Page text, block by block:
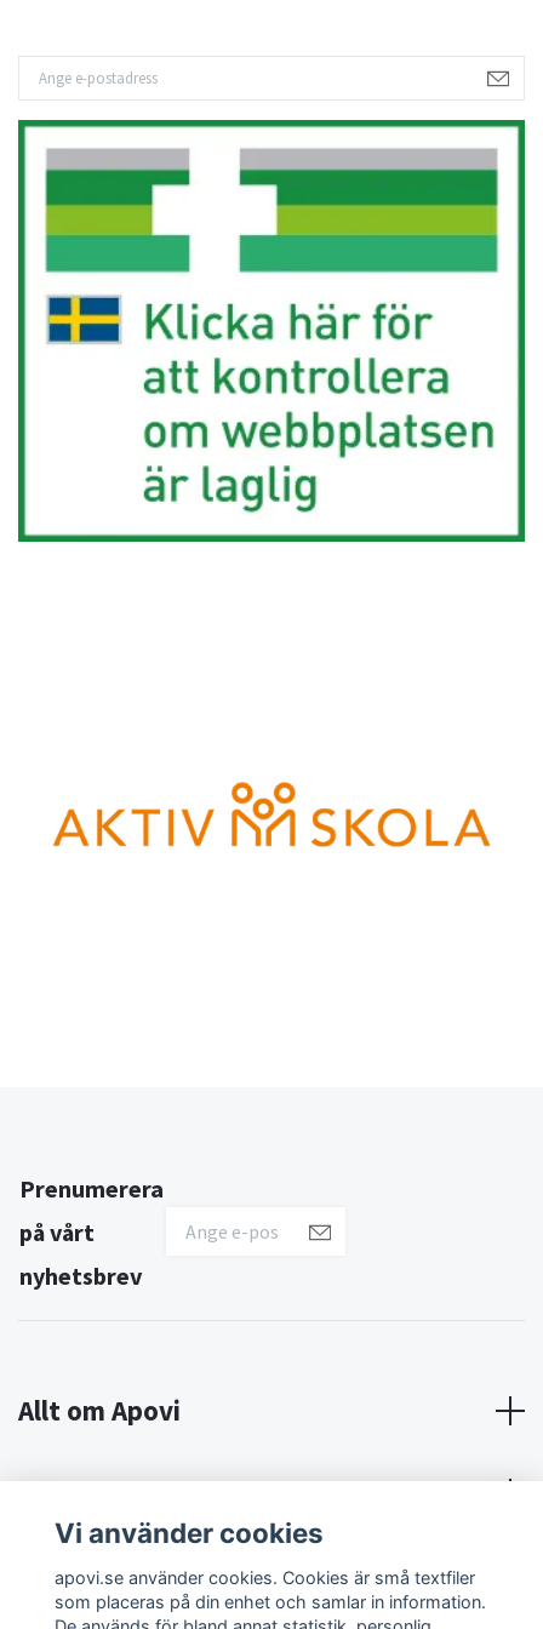
Prenumerera
på vårt
nyhetsbrev
Allt om Apovi
Om Apovi
Sociala medier
Vi använder cookies
apovi.se använder cookies. Cookies är små textfiler
som placeras på din enhet och samlar in information.